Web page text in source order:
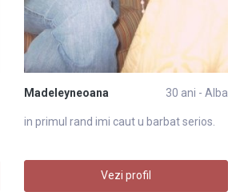
Madeleyneoana 30 ani - Alba
in primul rand imi caut u barbat serios.
Vezi profil